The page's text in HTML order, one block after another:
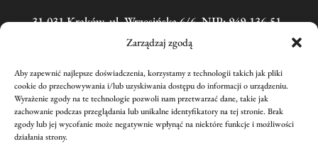
Zarządzaj zgodą
Aby zapewnić najlepsze doświadczenia, korzystamy z technologii takich jak pliki
cookie do przechowywania i/lub uzyskiwania dostępu do informacji o urządzeniu.
Wyrażenie zgody na te technologie pozwoli nam przetwarzać dane, takie jak
zachowanie podczas przeglądania lub unikalne identyfikatory na tej stronie. Brak
zgody lub jej wycofanie może negatywnie wpłynąć na niektóre funkcje i możliwości
działania strony.
31-031 Kraków, ul. Wrzesińska 6/6, NIP: 949-136-51-
Telefon:606 681 595(w sprawie zgłoszeń na
szkolenia prosimy o kontakt mailowy)
Email:academiapsyche@wp.pl
nr konta: